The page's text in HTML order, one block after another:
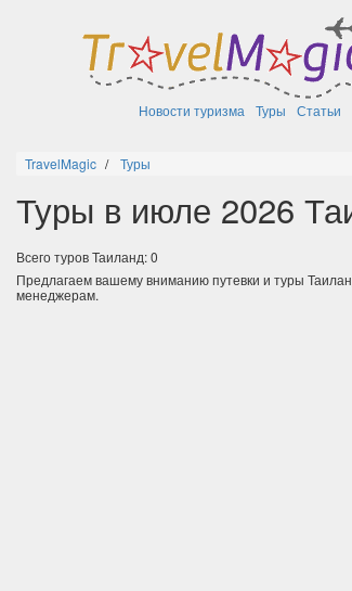
Новости туризма Туры Статьи
TravelMagic Туры
Туры в июле 2026
Всего туров Таиланд: 0
Предлагаем вашему вниманию путевки и туры
менеджерам.